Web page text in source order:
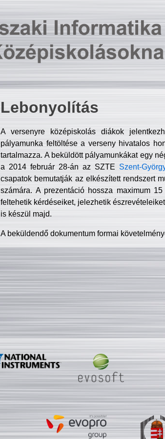
Lebonyolítás
A versenyre középiskolás diákok
pályamunka feltöltése a verseny hivatalos
tartalmazza. A beküldött pályamunkákat egy
a 2014 február 28-án az SZTE Szent-
csapatok bemutatják az elkészített rendszert
számára. A prezentáció hossza maximum
feltehetik kérdéseiket, jelezhetik
is készül majd.
A beküldendő dokumentum formai